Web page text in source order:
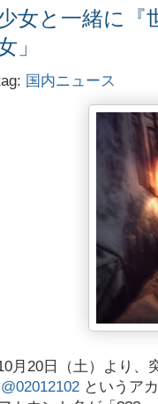
女と一緒に『
」
国内ニュース
月20日（土）より、
@02012102 というア